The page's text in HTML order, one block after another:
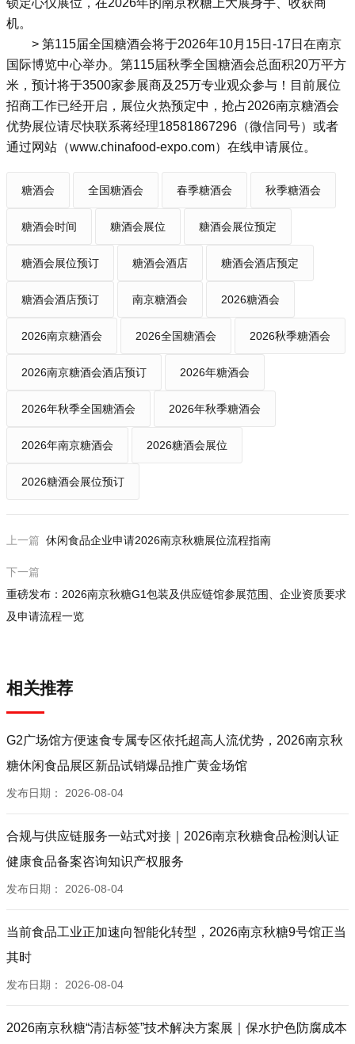
锁定心仪展位，在2026年的南京秋糖上大展身手、收获商
机。
> 第115届全国糖酒会将于2026年10月15日-17日在南京
国际博览中心举办。第115届秋季全国糖酒会总面积20万平方
米，预计将于3500家参展商及25万专业观众参与！目前展位
招商工作已经开启，展位火热预定中，抢占2026南京糖酒会
优势展位请尽快联系蒋经理18581867296（微信同号）或者
通过网站（www.chinafood-expo.com）在线申请展位。
糖酒会 全国糖酒会 春季糖酒会 秋季糖酒会
糖酒会时间 糖酒会展位 糖酒会展位预定
糖酒会展位预订 糖酒会酒店 糖酒会酒店预定
糖酒会酒店预订 南京糖酒会 2026糖酒会
2026南京糖酒会 2026全国糖酒会 2026秋季糖酒会
2026南京糖酒会酒店预订 2026年糖酒会
2026年秋季全国糖酒会 2026年秋季糖酒会
2026年南京糖酒会 2026糖酒会展位
2026糖酒会展位预订
上一篇 休闲食品企业申请2026南京秋糖展位流程指南
下一篇
重磅发布：2026南京秋糖G1包装及供应链馆参展范围、企业资质要求
及申请流程一览
相关推荐
G2广场馆方便速食专属专区依托超高人流优势，2026南京秋
糖休闲食品展区新品试销爆品推广黄金场馆
发布日期： 2026-08-04
合规与供应链服务一站式对接｜2026南京秋糖食品检测认证
健康食品备案咨询知识产权服务
发布日期： 2026-08-04
当前食品工业正加速向智能化转型，2026南京秋糖9号馆正当
其时
发布日期： 2026-08-04
2026南京秋糖“清洁标签”技术解决方案展｜保水护色防腐成本